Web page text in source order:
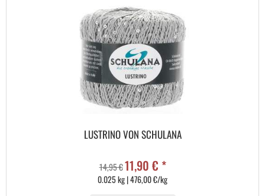
LUSTRINO VON SCHULANA
14,95 €11,90 € *
0.025 kg | 476,00 €/kg